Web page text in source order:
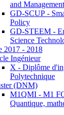
and
GD-SCUP -
Policy
GD-STEEM -
Science
2017 - 2018
Ingénieur
X - Diplôme
Polytechnique
(DNM)
M1QMI - M1
Quantique,